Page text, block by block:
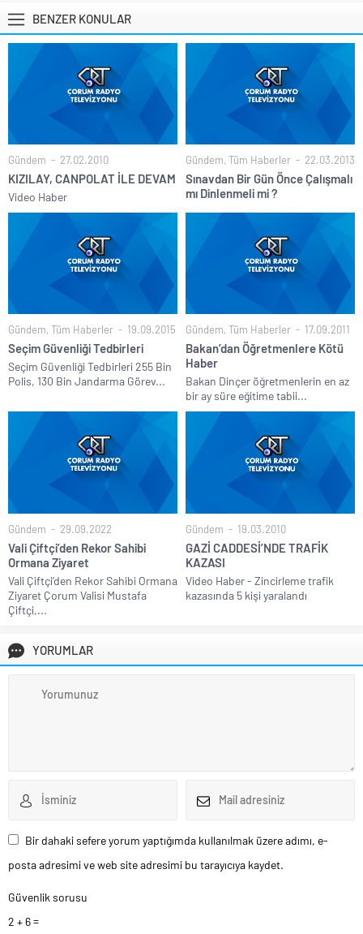
BENZER KONULAR
Gündem 27.02.2010
KIZILAY, CANPOLAT İLE DEVAM
Video Haber
Gündem, Tüm Haberler 22.03.2013
Sınavdan Bir Gün Önce Çalışmalı
mı Dinlenmeli mi ?
Gündem, Tüm Haberler 19.09.2015
Seçim Güvenliği Tedbirleri
Seçim Güvenliği Tedbirleri 255 Bin
Polis, 130 Bin Jandarma Görev...
Gündem, Tüm Haberler 17.09.2011
Bakan’dan Öğretmenlere Kötü
Haber
Bakan Dinçer öğretmenlerin en az
bir ay süre eğitime tabii...
Gündem 29.09.2022
Vali Çiftçi’den Rekor Sahibi
Ormana Ziyaret
Vali Çiftçi’den Rekor Sahibi Ormana
Ziyaret Çorum Valisi Mustafa
Çiftçi,...
Gündem 19.03.2010
GAZİ CADDESİ’NDE TRAFİK
KAZASI
Video Haber - Zincirleme trafik
kazasında 5 kişi yaralandı
YORUMLAR
Bir dahaki sefere yorum yaptığımda kullanılmak üzere adımı, e-
posta adresimi ve web site adresimi bu tarayıcıya kaydet.
Güvenlik sorusu
2 + 6 =